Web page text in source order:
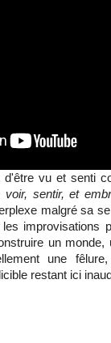
d'être vu et senti
sentir, et
malgré sa
improvisations
un monde,
une
restant ici